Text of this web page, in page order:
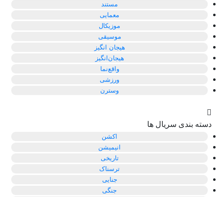
مستند
معمایی
موزیکال
موسیقی
هیجان انگیز
هیجان‌انگیز
واقع‌نما
ورزشی
وسترن
دسته بندی سریال ها
اکشن
انیمیشن
تاریخی
ترسناک
جنایی
جنگی